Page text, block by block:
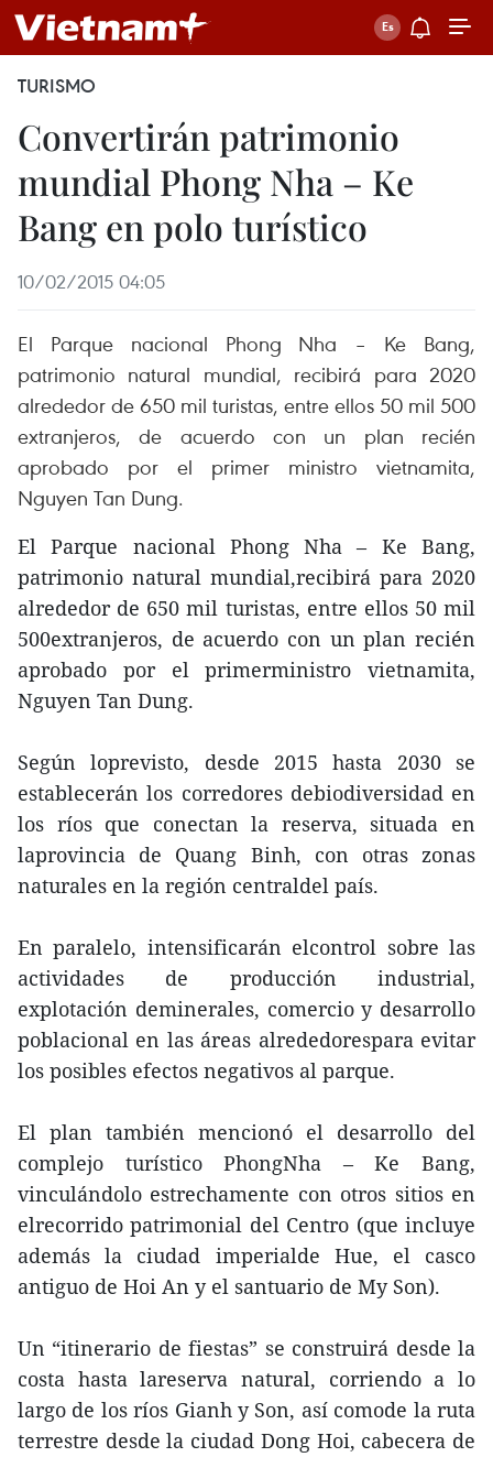
TURISMO
Convertirán patrimonio
mundial Phong Nha – Ke
Bang en polo turístico
10/02/2015 04:05
El Parque nacional Phong Nha – Ke Bang,
patrimonio natural mundial, recibirá para 2020
alrededor de 650 mil turistas, entre ellos 50 mil 500
extranjeros, de acuerdo con un plan recién
aprobado por el primer ministro vietnamita,
Nguyen Tan Dung.
El Parque nacional Phong Nha – Ke Bang,
patrimonio natural mundial,recibirá para 2020
alrededor de 650 mil turistas, entre ellos 50 mil
500extranjeros, de acuerdo con un plan recién
aprobado por el primerministro vietnamita,
Nguyen Tan Dung.
Según loprevisto, desde 2015 hasta 2030 se
establecerán los corredores debiodiversidad en
los ríos que conectan la reserva, situada en
laprovincia de Quang Binh, con otras zonas
naturales en la región centraldel país.
En paralelo, intensificarán elcontrol sobre las
actividades de producción industrial,
explotación deminerales, comercio y desarrollo
poblacional en las áreas alrededorespara evitar
los posibles efectos negativos al parque.
El plan también mencionó el desarrollo del
complejo turístico PhongNha – Ke Bang,
vinculándolo estrechamente con otros sitios en
elrecorrido patrimonial del Centro (que incluye
además la ciudad imperialde Hue, el casco
antiguo de Hoi An y el santuario de My Son).
Un “itinerario de fiestas” se construirá desde la
costa hasta lareserva natural, corriendo a lo
largo de los ríos Gianh y Son, así comode la ruta
terrestre desde la ciudad Dong Hoi, cabecera de